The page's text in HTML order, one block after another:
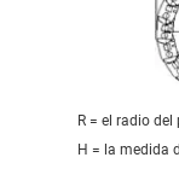
R = el radio del
H = la medida